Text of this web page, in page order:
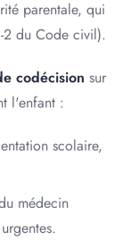
parentale, qui
2 du Code civil).
codécision sur
l'enfant :
scolaire,
médecin